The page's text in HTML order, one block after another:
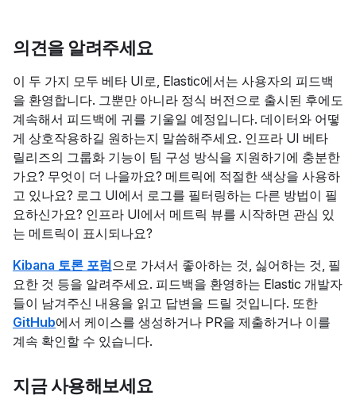
의견을 알려주세요
이 두 가지 모두 베타 UI로, Elastic에서는 사용자의 피드백
을 환영합니다. 그뿐만 아니라 정식 버전으로 출시된 후에도
계속해서 피드백에 귀를 기울일 예정입니다. 데이터와 어떻
게 상호작용하길 원하는지 말씀해주세요. 인프라 UI 베타
릴리즈의 그룹화 기능이 팀 구성 방식을 지원하기에 충분한
가요? 무엇이 더 나을까요? 메트릭에 적절한 색상을 사용하
고 있나요? 로그 UI에서 로그를 필터링하는 다른 방법이 필
요하신가요? 인프라 UI에서 메트릭 뷰를 시작하면 관심 있
는 메트릭이 표시되나요?
Kibana 토론 포럼으로 가셔서 좋아하는 것, 싫어하는 것, 필
요한 것 등을 알려주세요. 피드백을 환영하는 Elastic 개발자
들이 남겨주신 내용을 읽고 답변을 드릴 것입니다. 또한
GitHub에서 케이스를 생성하거나 PR을 제출하거나 이를
계속 확인할 수 있습니다.
지금 사용해보세요